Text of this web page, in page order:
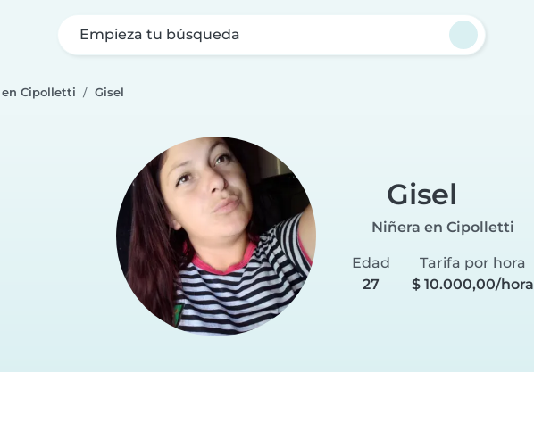
Empieza tu búsqueda
en Cipolletti Gisel
Gisel
Niñera en Cipolletti
Edad
27
Tarifa por hora
$ 10.000,00/hora